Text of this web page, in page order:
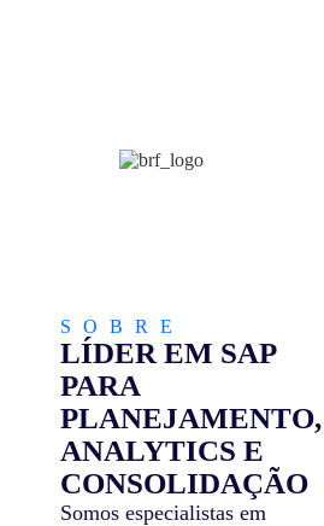
SOBRE
LÍDER EM SAP
PARA
PLANEJAMENTO,
ANALYTICS E
CONSOLIDAÇÃO
Somos especialistas em